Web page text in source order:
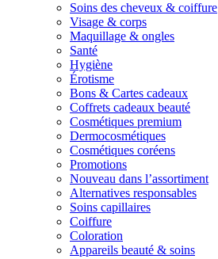
Soins des cheveux & coiffure
Visage & corps
Maquillage & ongles
Santé
Hygiène
Érotisme
Bons & Cartes cadeaux
Coffrets cadeaux beauté
Cosmétiques premium
Dermocosmétiques
Cosmétiques coréens
Promotions
Nouveau dans l’assortiment
Alternatives responsables
Soins capillaires
Coiffure
Coloration
Appareils beauté & soins